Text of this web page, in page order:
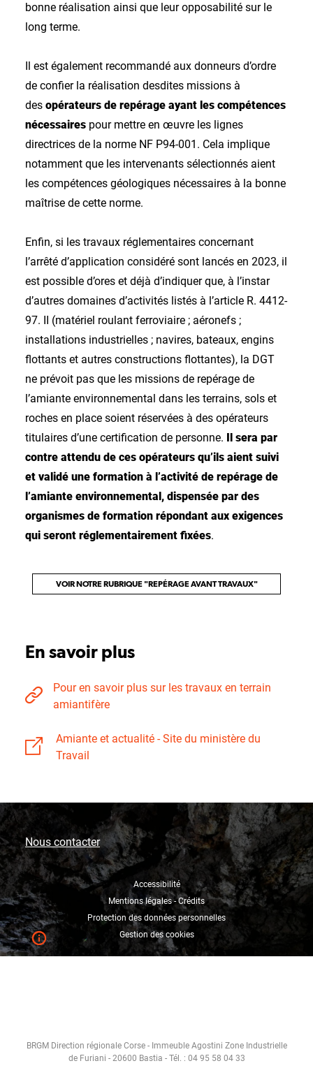
bonne réalisation ainsi que leur opposabilité sur le
long terme.
Il est également recommandé aux donneurs d’ordre
de confier la réalisation desdites missions à
des opérateurs de repérage ayant les compétences
nécessaires pour mettre en œuvre les lignes
directrices de la norme NF P94-001. Cela implique
notamment que les intervenants sélectionnés aient
les compétences géologiques nécessaires à la bonne
maîtrise de cette norme.
Enfin, si les travaux réglementaires concernant
l’arrêté d’application considéré sont lancés en 2023, il
est possible d’ores et déjà d’indiquer que, à l’instar
d’autres domaines d’activités listés à l’article R. 4412-
97. II (matériel roulant ferroviaire ; aéronefs ;
installations industrielles ; navires, bateaux, engins
flottants et autres constructions flottantes), la DGT
ne prévoit pas que les missions de repérage de
l’amiante environnemental dans les terrains, sols et
roches en place soient réservées à des opérateurs
titulaires d’une certification de personne. Il sera par
contre attendu de ces opérateurs qu’ils aient suivi
et validé une formation à l’activité de repérage de
l’amiante environnemental, dispensée par des
organismes de formation répondant aux exigences
qui seront réglementairement fixées.
VOIR NOTRE RUBRIQUE "REPÉRAGE AVANT TRAVAUX"
En savoir plus
Pour en savoir plus sur les travaux en terrain
amiantifère
Amiante et actualité - Site du ministère du
Travail
Nous contacter
Accessibilité
Mentions légales - Crédits
Protection des données personnelles
Gestion des cookies
BRGM Direction régionale Corse - Immeuble Agostini Zone Industrielle
de Furiani - 20600 Bastia - Tél. : 04 95 58 04 33